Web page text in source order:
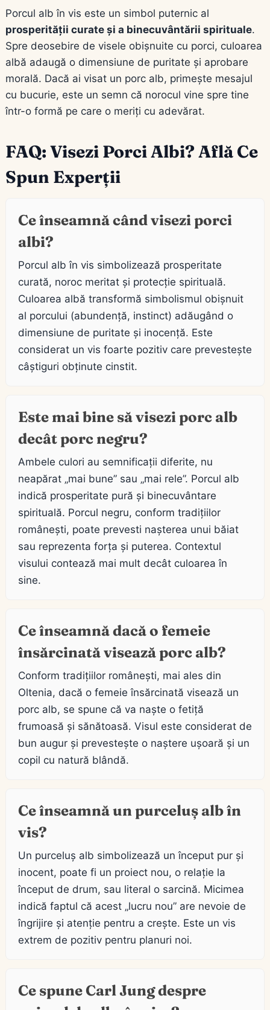
Porcul alb în vis este un simbol puternic al
prosperității curate și a binecuvântării spirituale.
Spre deosebire de visele obișnuite cu porci, culoarea
albă adaugă o dimensiune de puritate și aprobare
morală. Dacă ai visat un porc alb, primește mesajul
cu bucurie, este un semn că norocul vine spre tine
într-o formă pe care o meriți cu adevărat.
FAQ: Visezi Porci Albi? Află Ce
Spun Experții
Ce înseamnă când visezi porci
albi?
Porcul alb în vis simbolizează prosperitate
curată, noroc meritat și protecție spirituală.
Culoarea albă transformă simbolismul obișnuit
al porcului (abundență, instinct) adăugând o
dimensiune de puritate și inocență. Este
considerat un vis foarte pozitiv care prevestește
câștiguri obținute cinstit.
Este mai bine să visezi porc alb
decât porc negru?
Ambele culori au semnificații diferite, nu
neapărat „mai bune” sau „mai rele”. Porcul alb
indică prosperitate pură și binecuvântare
spirituală. Porcul negru, conform tradițiilor
românești, poate prevesti nașterea unui băiat
sau reprezenta forța și puterea. Contextul
visului contează mai mult decât culoarea în
sine.
Ce înseamnă dacă o femeie
însărcinată visează porc alb?
Conform tradițiilor românești, mai ales din
Oltenia, dacă o femeie însărcinată visează un
porc alb, se spune că va naște o fetiță
frumoasă și sănătoasă. Visul este considerat de
bun augur și prevestește o naștere ușoară și un
copil cu natură blândă.
Ce înseamnă un purceluș alb în
vis?
Un purceluș alb simbolizează un început pur și
inocent, poate fi un proiect nou, o relație la
început de drum, sau literal o sarcină. Micimea
indică faptul că acest „lucru nou” are nevoie de
îngrijire și atenție pentru a crește. Este un vis
extrem de pozitiv pentru planuri noi.
Ce spune Carl Jung despre